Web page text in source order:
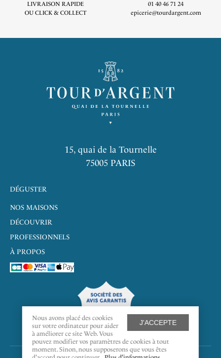
J'ACCEPTE
Nous avons placé des cookies
sur votre ordinateur pour aider
à améliorer ce site Web. Vous
pouvez modifier vos paramètres de cookies à tout
moment. Sinon, nous supposerons que vous êtes
LIVRAISON RAPIDE
OU CLICK & COLLECT
01 40 46 71 24
epicerie@tourdargent.com
DÉGUSTER
15, quai de la Tournelle
75005 PARIS
NOS MAISONS
DÉCOUVRIR
PROFESSIONNELS
À PROPOS
9.7/10
388 AVIS